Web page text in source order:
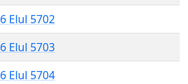
6 Elul 5702
6 Elul 5703
6 Elul 5704